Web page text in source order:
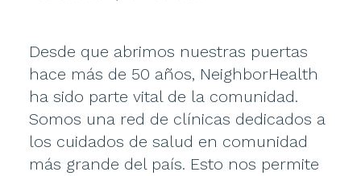
Desde que abrimos nuestras puertas
hace más de 50 años, NeighborHealth
ha sido parte vital de la comunidad.
Somos una red de clínicas dedicados a
los cuidados de salud en comunidad
más grande del país. Esto nos permite